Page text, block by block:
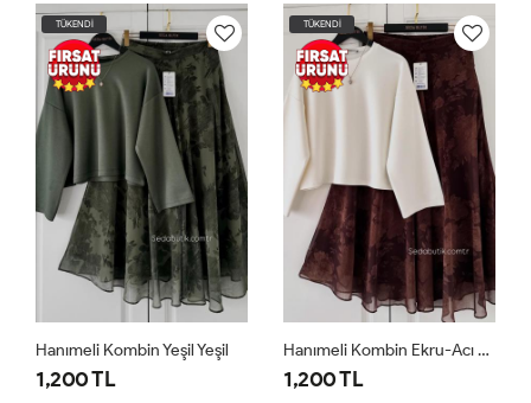
TÜKENDİ
1,200 TL
TÜKENDİ
Hanımeli Kombin Ekru-Bordo Ekru Bordo
1,200 TL